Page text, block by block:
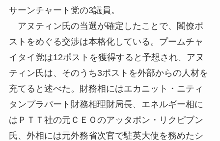
サーンチャート党の3議員。
アヌティン氏の当選が確定したことで、閣僚ポ
ストをめぐる交渉は本格化している。プームチャ
イタイ党は12ポストを獲得すると予想され、アヌ
ティン氏は、そのうち3ポストを外部からの人材を
充てると述べた。財務相にはエカニット・ニティ
タンプラパート財務相理財局長、エネルギー相に
はＰＴＴ社の元ＣＥＯのアッタポン・リクピブン
氏、外相には元外務省次官で駐英大使を務めたシ